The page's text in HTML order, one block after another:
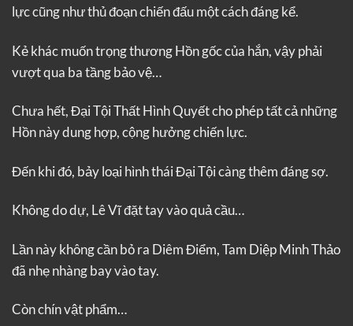
lực cũng như thủ đoạn chiến đấu một cách đáng kể.
Kẻ khác muốn trọng thương Hồn gốc của hắn, vậy phải
vượt qua ba tầng bảo vệ…
Chưa hết, Đại Tội Thất Hình Quyết cho phép tất cả những
Hồn này dung hợp, cộng hưởng chiến lực.
Đến khi đó, bảy loại hình thái Đại Tội càng thêm đáng sợ.
Không do dự, Lê Vĩ đặt tay vào quả cầu…
Lần này không cần bỏ ra Diêm Điểm, Tam Diệp Minh Thảo
đã nhẹ nhàng bay vào tay.
Còn chín vật phẩm…